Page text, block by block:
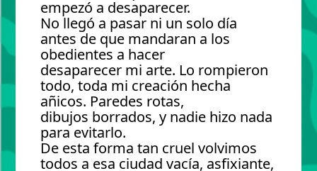
empezó a desaparecer.
No llegó a pasar ni un solo día
antes de que mandaran a los
obedientes a hacer
desaparecer mi arte. Lo rompieron
todo, toda mi creación hecha
añicos. Paredes rotas,
dibujos borrados, y nadie hizo nada
para evitarlo.
De esta forma tan cruel volvimos
todos a esa ciudad vacía, asfixiante,